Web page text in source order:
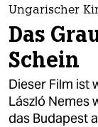
themen
politik
öko
gesellschaft
Ungarischer
Das
Schein
Dieser Film ist
László Nemes
das Budapest